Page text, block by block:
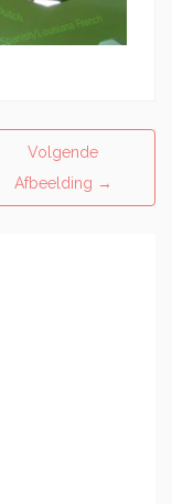
Volgende
Afbeelding →